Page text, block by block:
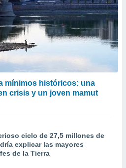
mínimos históricos: una
crisis y un joven mamut
ciclo de 27,5 millones de
explicar las mayores
de la Tierra